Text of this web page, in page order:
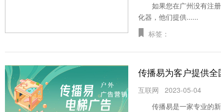
如果您在广州没有注册
化器，他们提供......
标签：
传播易为客户提供
互联网
2023-05-04
传播易是一家专业的新